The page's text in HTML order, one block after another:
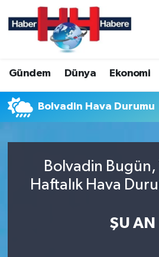
Gündem Dünya Ekonomi
Bolvadin Hava Durumu
Bolvadin Bugün,
Haftalık Hava
ŞU AN
Hava Durumu
Trafik Durumu
Süper Lig Puan Durumu ve
Son Dakika Haberleri